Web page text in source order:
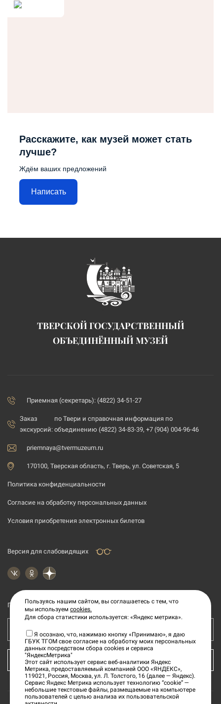
Расскажите, как музей может стать
лучше?
Ждём ваших предложений
Написать
ТВЕРСКОЙ ГОСУДАРСТВЕННЫЙ
ОБЪЕДИНЁННЫЙ МУЗЕЙ
Приемная (секретарь): (4822) 34-51-27
Заказ
экскурсий:
по Твери и справочная информация по
объединению (4822) 34-83-39, +7 (904) 004-96-46
priemnaya@tvermuzeum.ru
170100, Тверская область, г. Тверь, ул. Советская, 5
Политика конфиденциальности
Согласие на обработку персональных данных
Условия приобретения электронных билетов
Версия для слабовидящих
Подпишитесь на рассылку новостей
Ваш e-mail адрес
КУПИТЬ БИЛЕТ
Пользуясь нашим сайтом, вы соглашаетесь с тем, что
мы используем cookies.
Для сбора статистики используется: «Яндекс метрика».
Я осознаю, что, нажимаю кнопку «Принимаю», я даю
ГБУК ТГОМ свое согласие на обработку моих персональных
данных посредством сбора cookies и сервиса
"ЯндексМетрика"
Этот сайт использует сервис веб-аналитики Яндекс
Метрика, предоставляемый компанией ООО «ЯНДЕКС»,
119021, Россия, Москва, ул. Л. Толстого, 16 (далее — Яндекс).
Сервис Яндекс Метрика использует технологию “cookie” —
небольшие текстовые файлы, размещаемые на компьютере
пользователей с целью анализа их пользовательской